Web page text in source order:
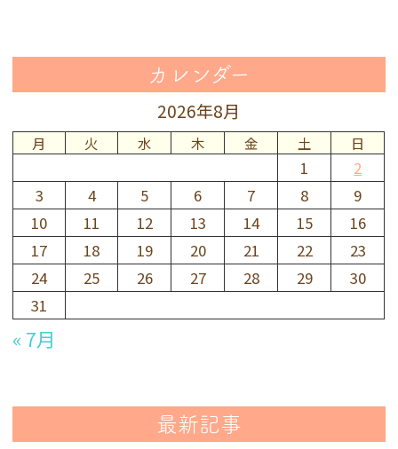
カレンダー
2026年8月
月 火 水 木 金 土 日
1
2
3
4 5 6 7 8
9
10
11 12 13 14 15
16
17
18 19 20 21 22
23
24
25 26 27 28 29
30
31
« 7月
最新記事